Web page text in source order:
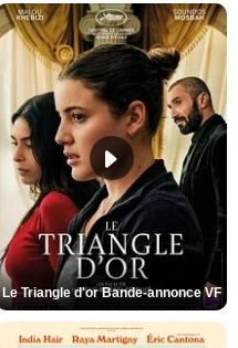
Le Triangle d'or Bande-annonce VF